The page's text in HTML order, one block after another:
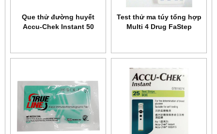
Que thử đường huyết
Accu-Chek Instant 50
Test thử ma túy tổng hợp
Multi 4 Drug FaStep